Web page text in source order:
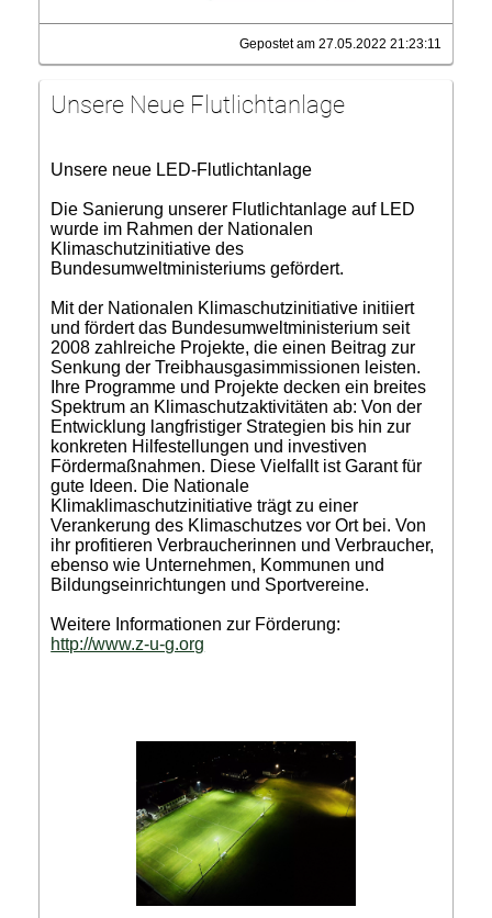
Gepostet am 27.05.2022 21:23:11
Unsere Neue Flutlichtanlage
Unsere neue LED-Flutlichtanlage
Die Sanierung unserer Flutlichtanlage auf LED
wurde im Rahmen der Nationalen
Klimaschutzinitiative des
Bundesumweltministeriums gefördert.
Mit der Nationalen Klimaschutzinitiative initiiert
und fördert das Bundesumweltministerium seit
2008 zahlreiche Projekte, die einen Beitrag zur
Senkung der Treibhausgasimmissionen leisten.
Ihre Programme und Projekte decken ein breites
Spektrum an Klimaschutzaktivitäten ab: Von der
Entwicklung langfristiger Strategien bis hin zur
konkreten Hilfestellungen und investiven
Fördermaßnahmen. Diese Vielfallt ist Garant für
gute Ideen. Die Nationale
Klimaklimaschutzinitiative trägt zu einer
Verankerung des Klimaschutzes vor Ort bei. Von
ihr profitieren Verbraucherinnen und Verbraucher,
ebenso wie Unternehmen, Kommunen und
Bildungseinrichtungen und Sportvereine.
Weitere Informationen zur Förderung:
http://www.z-u-g.org